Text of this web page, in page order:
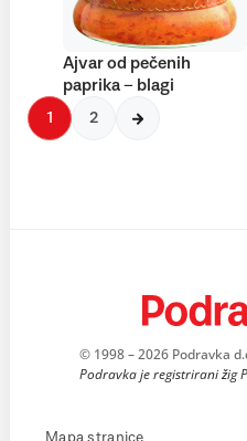
Ajvar od pečenih
paprika – blagi
1 2
© 1998 – 2026 Podravka
Podravka je registrirani žig
Mapa stranice